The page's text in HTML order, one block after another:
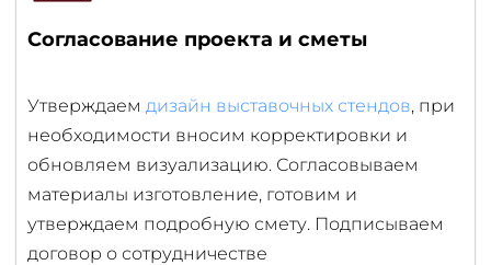
Согласование проекта и сметы
Утверждаем дизайн выставочных стендов, при
необходимости вносим корректировки и
обновляем визуализацию. Согласовываем
материалы изготовление, готовим и
утверждаем подробную смету. Подписываем
договор о сотрудничестве